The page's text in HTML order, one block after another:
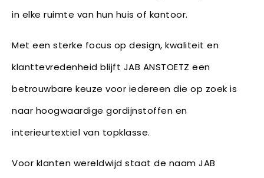
in elke ruimte van hun huis of kantoor.
Met een sterke focus op design, kwaliteit en
klanttevredenheid blijft JAB ANSTOETZ een
betrouwbare keuze voor iedereen die op zoek is
naar hoogwaardige gordijnstoffen en
interieurtextiel van topklasse.
Voor klanten wereldwijd staat de naam JAB